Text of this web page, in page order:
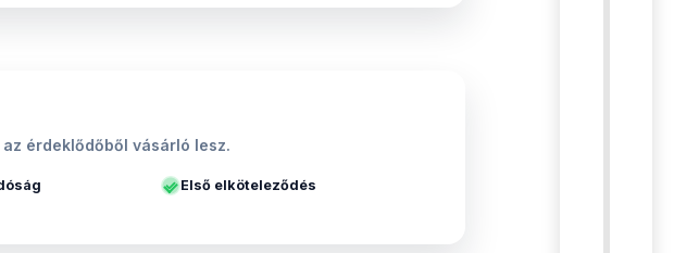
érdeklődőből vásárló lesz.
Első elköteleződés